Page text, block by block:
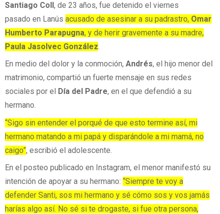
Santiago Coll , de 23 años, fue detenido el viernes
pasado en Lanús acusado de asesinar a su padrastro, Omar
Humberto Parapugna, y de herir gravemente a su madre,
Paula Jasolvec González.
En medio del dolor y la conmoción, Andrés, el hijo menor del
matrimonio, compartió un fuerte mensaje en sus redes
sociales por el
Día del Padre, en el que defendió a su
hermano.
“Sigo sin entender el porqué de que esto termine así, mi
hermano matando a mi papá y disparándole a mi mamá, no
caigo”, escribió el adolescente.
En el posteo publicado en Instagram, el menor manifestó su
intención de apoyar a su hermano: “Siempre te voy a
defender Santi, sos mi hermano y sé cómo sos y vos jamás
harías algo así. No sé si te drogaste, si fue otra persona,